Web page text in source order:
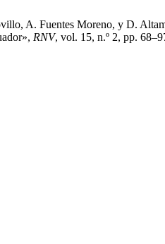
A. Fuentes Moreno, y D.
RNV, vol. 15, n.º 2, pp.